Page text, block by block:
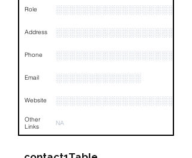
Role
Address
Phone
Email ░░░░░░░░░░░░░
Website ░░░░░░░░░░░░░░░░░░░
Other
Links
NA